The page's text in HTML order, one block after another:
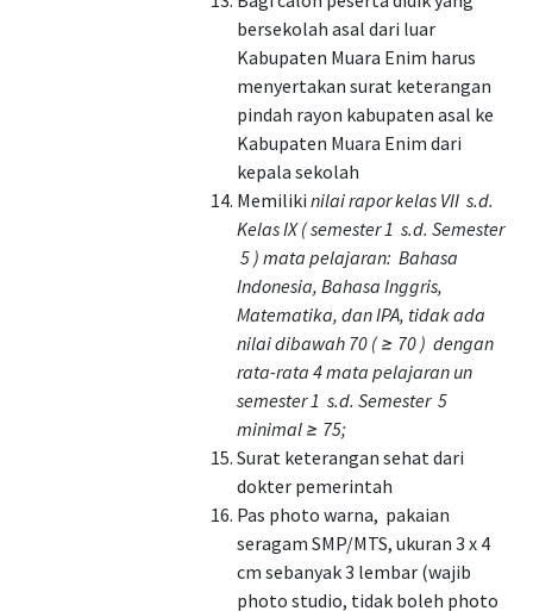
bersekolah asal dari luar
Kabupaten Muara Enim harus
menyertakan surat keterangan
pindah rayon kabupaten asal ke
Kabupaten Muara Enim dari
kepala sekolah
Memiliki nilai rapor kelas VII s.d.
Kelas IX ( semester 1 s.d. Semester
5 ) mata pelajaran: Bahasa
Indonesia, Bahasa Inggris,
Matematika, dan IPA, tidak ada
nilai dibawah 70 ( ≥ 70 ) dengan
rata-rata 4 mata pelajaran un
semester 1 s.d. Semester 5
minimal ≥ 75;
Surat keterangan sehat dari
dokter pemerintah
Pas photo warna, pakaian
seragam SMP/MTS, ukuran 3 x 4
cm sebanyak 3 lembar (wajib
photo studio, tidak boleh photo